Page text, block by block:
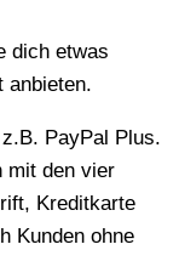
dich etwas
anbieten.
PayPal Plus.
mit den vier
Kreditkarte
Kunden ohne